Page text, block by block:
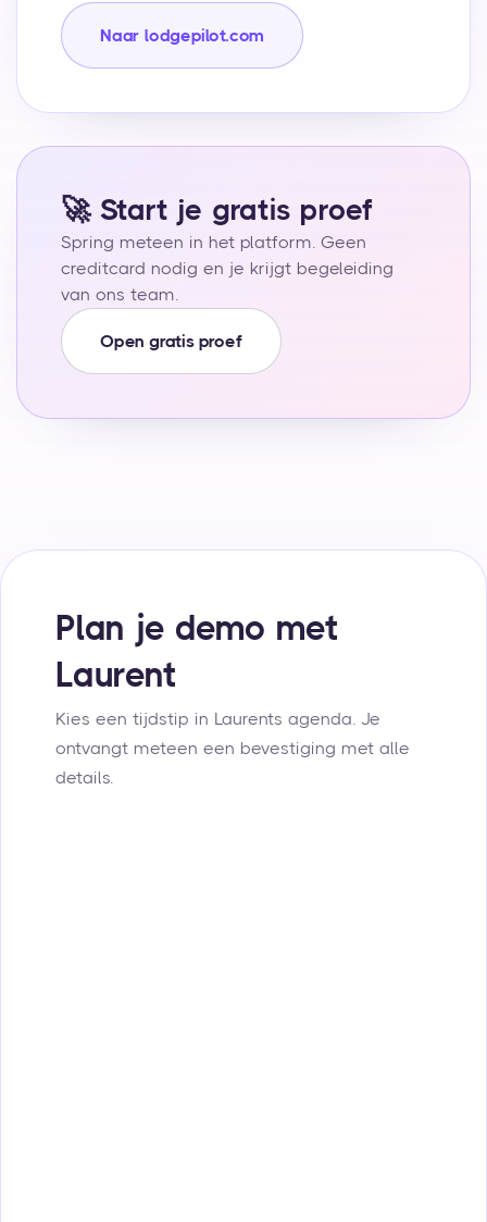
Naar lodgepilot.com
🚀 Start je gratis proef
Spring meteen in het platform. Geen
creditcard nodig en je krijgt begeleiding
van ons team.
Open gratis proef
Plan je demo met
Laurent
Kies een tijdstip in Laurents agenda. Je
ontvangt meteen een bevestiging met alle
details.